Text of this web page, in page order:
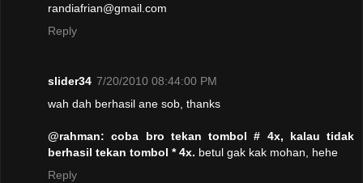
randiafrian@gmail.com
Reply
slider34 7/20/2010 08:44:00 PM
wah dah berhasil ane sob, thanks
@rahman: coba bro tekan tombol # 4x, kalau tidak
berhasil tekan tombol * 4x. betul gak kak mohan, hehe
Reply